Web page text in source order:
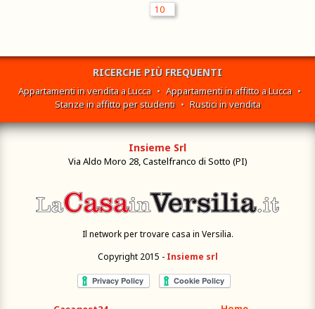
RICERCHE PIÙ FREQUENTI
Appartamenti in vendita a Lucca • Appartamenti in affitto a Lucca •
Stanze in affitto per studenti • Rustici in vendita
Insieme Srl
Via Aldo Moro 28, Castelfranco di Sotto (PI)
Il network per trovare casa in Versilia.
Copyright 2015 - Insieme srl